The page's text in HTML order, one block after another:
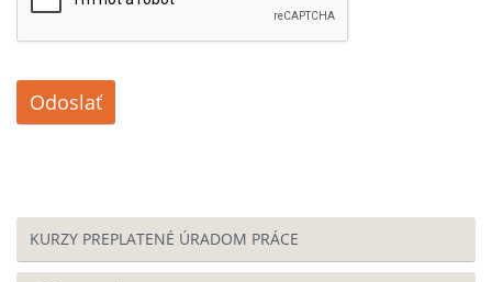
Odoslať
KURZY PREPLATENÉ ÚRADOM PRÁCE